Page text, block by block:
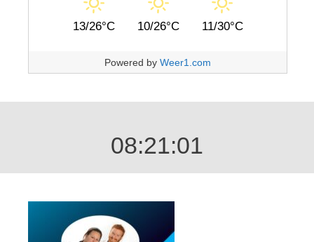
13/26°C 10/26°C 11/30°C
Powered by Weer1.com
08:21:02